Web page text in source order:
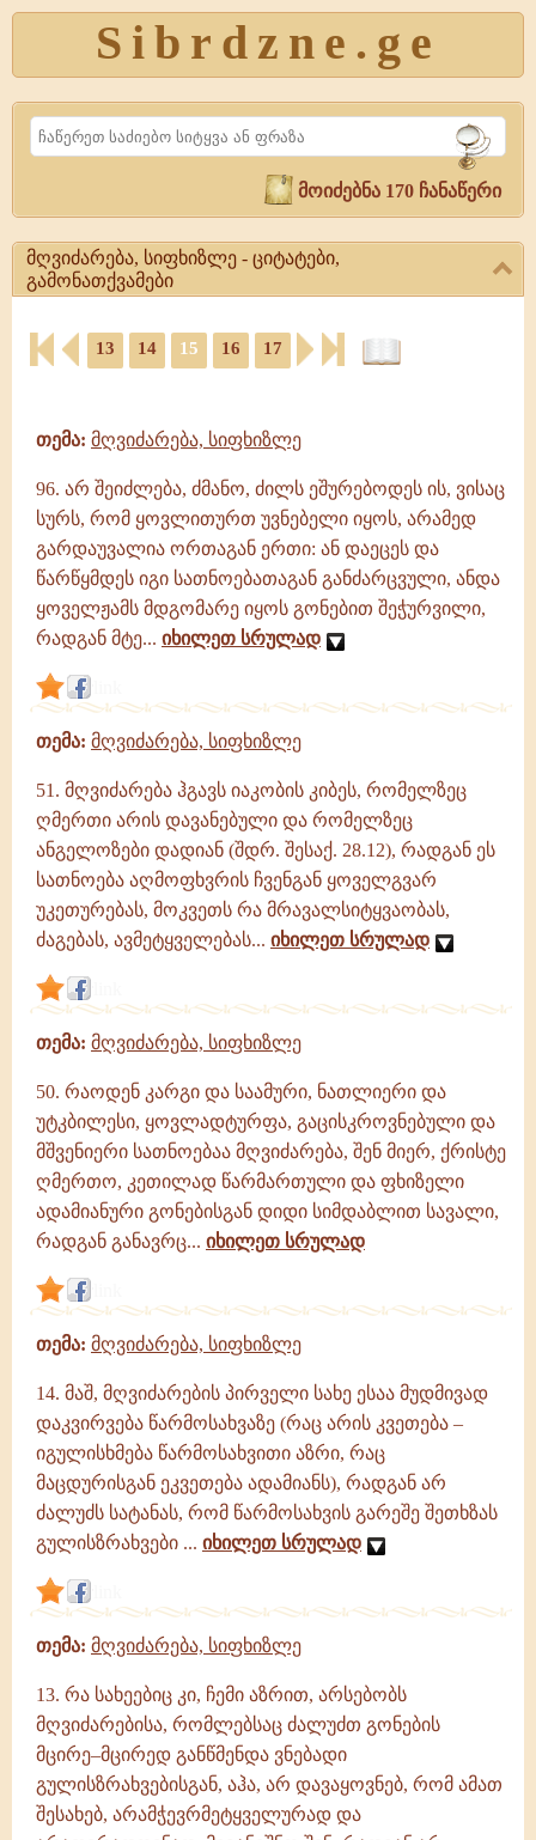
Sibrdzne.ge
Search
მოიძებნა 170 ჩანაწერი
მღვიძარება, სიფხიზლე - ციტატები,
გამონათქვამები
სიფხიზლე
მღვიძარება,
გამონათქვამები
გამონათქვამები
13 14 15 16 17
თემა: მღვიძარება, სიფხიზლე
96. არ შეიძლება, ძმანო, ძილს ეშურებოდეს ის, ვისაც
სურს, რომ ყოვლითურთ უვნებელი იყოს, არამედ
გარდაუვალია ორთაგან ერთი: ან დაეცეს და
წარწყმდეს იგი სათნოებათაგან განძარცვული, ანდა
ყოველჟამს მდგომარე იყოს გონებით შეჭურვილი,
რადგან მტე... იხილეთ სრულად
თემა: მღვიძარება, სიფხიზლე
51. მღვიძარება ჰგავს იაკობის კიბეს, რომელზეც
ღმერთი არის დავანებული და რომელზეც
ანგელოზები დადიან (შდრ. შესაქ. 28.12), რადგან ეს
სათნოება აღმოფხვრის ჩვენგან ყოველგვარ
უკეთურებას, მოკვეთს რა მრავალსიტყვაობას,
ძაგებას, ავმეტყველებას... იხილეთ სრულად
თემა: მღვიძარება, სიფხიზლე
50. რაოდენ კარგი და საამური, ნათლიერი და
უტკბილესი, ყოვლადტურფა, გაცისკროვნებული და
მშვენიერი სათნოებაა მღვიძარება, შენ მიერ, ქრისტე
ღმერთო, კეთილად წარმართული და ფხიზელი
ადამიანური გონებისგან დიდი სიმდაბლით სავალი,
რადგან განავრც... იხილეთ სრულად
თემა: მღვიძარება, სიფხიზლე
14. მაშ, მღვიძარების პირველი სახე ესაა მუდმივად
დაკვირვება წარმოსახვაზე (რაც არის კვეთება –
იგულისხმება წარმოსახვითი აზრი, რაც
მაცდურისგან ეკვეთება ადამიანს), რადგან არ
ძალუძს სატანას, რომ წარმოსახვის გარეშე შეთხზას
გულისზრახვები ... იხილეთ სრულად
თემა: მღვიძარება, სიფხიზლე
13. რა სახეებიც კი, ჩემი აზრით, არსებობს
მღვიძარებისა, რომლებსაც ძალუძთ გონების
მცირე–მცირედ განწმენდა ვნებადი
გულისზრახვებისგან, აჰა, არ დავაყოვნებ, რომ ამათ
შესახებ, არამჭევრმეტყველურად და